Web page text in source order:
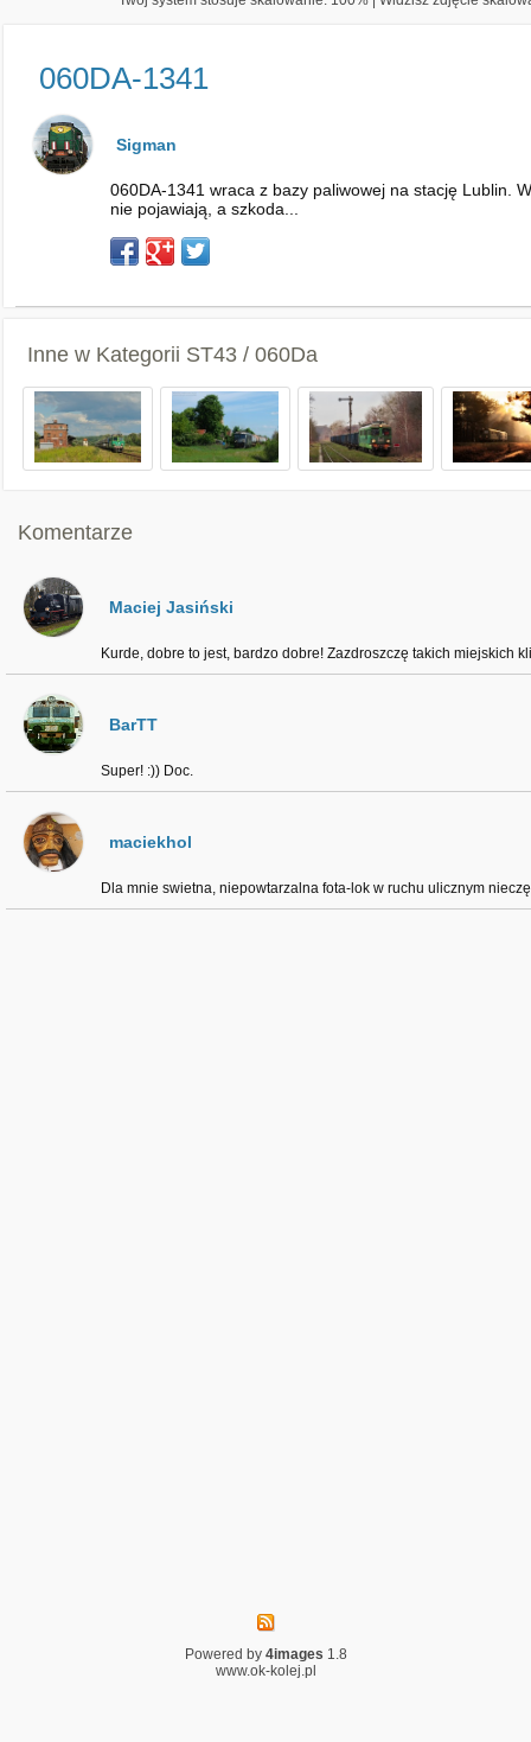
060DA-1341
Sigman
060DA-1341 wraca z bazy paliwowej na stację Lublin.
nie pojawiają, a szkoda...
Inne w Kategorii ST43 / 060Da
Komentarze
Maciej Jasiński
Kurde, dobre to jest, bardzo dobre! Zazdroszczę takich miejskich
BarTT
Super! :)) Doc.
maciekhol
Dla mnie swietna, niepowtarzalna fota-lok w ruchu ulicznym
Powered by 4images 1.8
www.ok-kolej.pl